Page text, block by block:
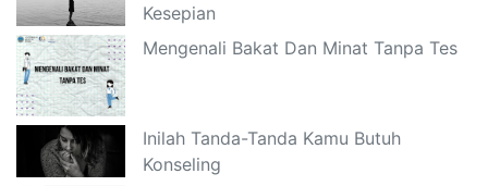
Kesepian
Mengenali Bakat Dan Minat Tanpa Tes
Inilah Tanda-Tanda Kamu Butuh
Konseling